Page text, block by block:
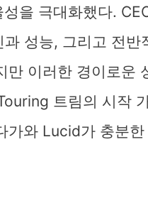
을 극대화했다.
과 성능, 그리고 전
만 이러한 경이로운
트림의 시작
가와 Lucid가 충분